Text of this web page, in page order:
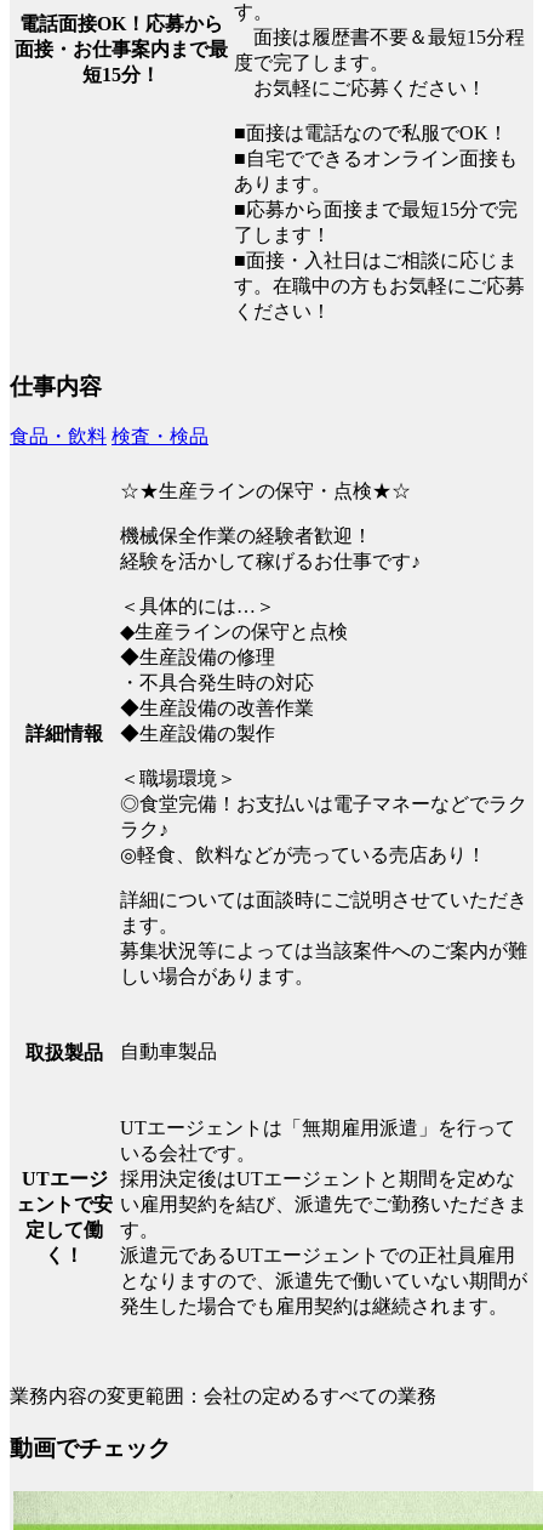
電話面接OK！応募から
面接・お仕事案内まで最
短15分！
す。
面接は履歴書不要＆最短15分程
度で完了します。
お気軽にご応募ください！
■面接は電話なので私服でOK！
■自宅でできるオンライン面接も
あります。
■応募から面接まで最短15分で完
了します！
■面接・入社日はご相談に応じま
す。在職中の方もお気軽にご応募
ください！
仕事内容
食品・飲料 検査・検品
詳細情報
☆★生産ラインの保守・点検★☆
機械保全作業の経験者歓迎！
経験を活かして稼げるお仕事です♪
＜具体的には…＞
◆生産ラインの保守と点検
◆生産設備の修理
・不具合発生時の対応
◆生産設備の改善作業
◆生産設備の製作
＜職場環境＞
◎食堂完備！お支払いは電子マネーなどでラク
ラク♪
◎軽食、飲料などが売っている売店あり！
詳細については面談時にご説明させていただき
ます。
募集状況等によっては当該案件へのご案内が難
しい場合があります。
取扱製品 自動車製品
UTエージ
ェントで安
定して働
く！
UTエージェントは「無期雇用派遣」を行って
いる会社です。
採用決定後はUTエージェントと期間を定めな
い雇用契約を結び、派遣先でご勤務いただきま
す。
派遣元であるUTエージェントでの正社員雇用
となりますので、派遣先で働いていない期間が
発生した場合でも雇用契約は継続されます。
業務内容の変更範囲：会社の定めるすべての業務
動画でチェック